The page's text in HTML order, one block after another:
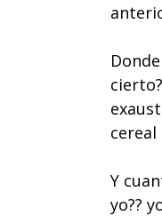
cereal
Y
yo??